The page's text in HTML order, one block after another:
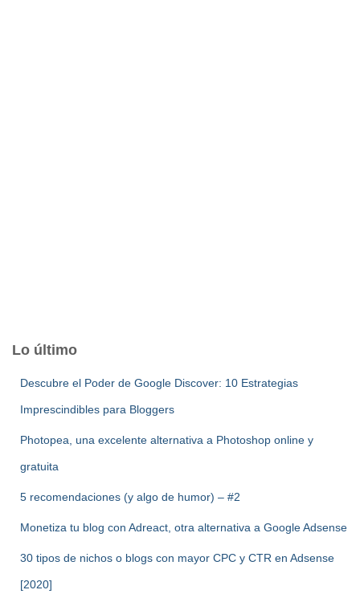
Lo último
Descubre el Poder de Google Discover: 10 Estrategias
Imprescindibles para Bloggers
Photopea, una excelente alternativa a Photoshop online y
gratuita
5 recomendaciones (y algo de humor) – #2
Monetiza tu blog con Adreact, otra alternativa a Google Adsense
30 tipos de nichos o blogs con mayor CPC y CTR en Adsense
[2020]